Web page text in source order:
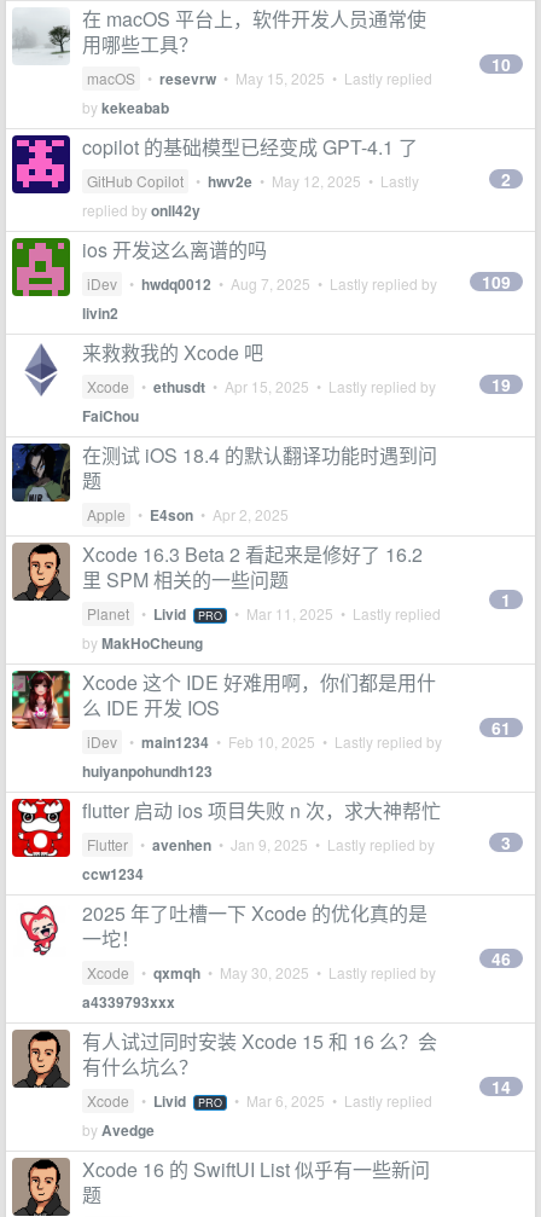
在 macOS 平台上，软件开发人员通常使
用哪些工具？
macOS • resevrw • May 15, 2025 • Lastly replied
bykekeabab
10
copilot 的基础模型已经变成 GPT-4.1 了
GitHub Copilot • hwv2e • May 12, 2025 • Lastly
replied byonll42y
2
ios 开发这么离谱的吗
iDev • hwdq0012 • Aug 7, 2025 • Lastly replied by
livin2
109
来救救我的 Xcode 吧
Xcode • ethusdt • Apr 15, 2025 • Lastly replied by
FaiChou
19
在测试 iOS 18.4 的默认翻译功能时遇到问
题
Apple • E4son • Apr 2, 2025
Xcode 16.3 Beta 2 看起来是修好了 16.2
里 SPM 相关的一些问题
Planet • Livid PRO • Mar 11, 2025 • Lastly replied
byMakHoCheung
1
Xcode 这个 IDE 好难用啊，你们都是用什
么 IDE 开发 IOS
iDev • main1234 • Feb 10, 2025 • Lastly replied by
huiyanpohundh123
61
flutter 启动 ios 项目失败 n 次，求大神帮忙
Flutter • avenhen • Jan 9, 2025 • Lastly replied by
ccw1234
3
2025 年了吐槽一下 Xcode 的优化真的是
一坨！
Xcode • qxmqh • May 30, 2025 • Lastly replied by
a4339793xxx
46
有人试过同时安装 Xcode 15 和 16 么？会
有什么坑么？
Xcode • Livid PRO • Mar 6, 2025 • Lastly replied
byAvedge
14
Xcode 16 的 SwiftUI List 似乎有一些新问
题